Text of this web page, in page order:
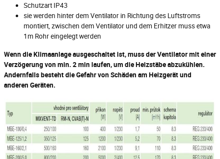
Schutzart IP43
sie werden hinter dem Ventilator in Richtung des Luftstroms
montiert, zwischen dem Ventilator und dem Erhitzer muss etwa
1m Rohr eingelegt werden
Wenn die Klimaanlage ausgeschaltet ist, muss der Ventilator mit einer
Verzögerung von min. 2 min laufen, um die Heizstäbe abzukühlen.
Andernfalls besteht die Gefahr von Schäden am Heizgerät und
anderen Geräten.